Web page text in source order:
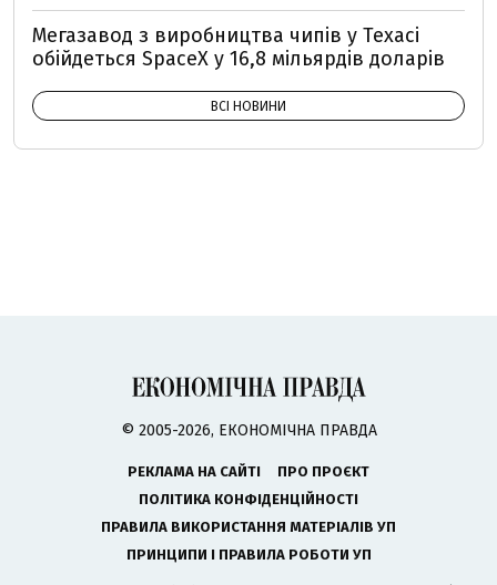
Мегазавод з виробництва чипів у Техасі
обійдеться SpaceX у 16,8 мільярдів доларів
ВСІ НОВИНИ
© 2005-2026, ЕКОНОМІЧНА ПРАВДА
РЕКЛАМА НА САЙТІ
ПРО ПРОЄКТ
ПОЛІТИКА КОНФІДЕНЦІЙНОСТІ
ПРАВИЛА ВИКОРИСТАННЯ МАТЕРІАЛІВ УП
ПРИНЦИПИ І ПРАВИЛА РОБОТИ УП